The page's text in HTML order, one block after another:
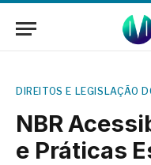
DIREITOS E LEGISLAÇÃO
NBR
e Práticas